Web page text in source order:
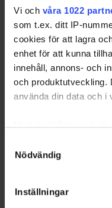
Vi och våra 1022
som t.ex. ditt IP-
cookies för att lagra
enhet för att kunna
innehåll, annons- och
och produktutveckling.
använda din data och i
Med din tillåtelse
kan ha en
Ta reda på mer om hur
Nödvändig
Inställningar
7
Skärgårdens SK
Swehockey –
Swehockey ger dig
Sverige. Du kan följa
egna favoritlag i
sedan välja att få
Swehockey ger dig: